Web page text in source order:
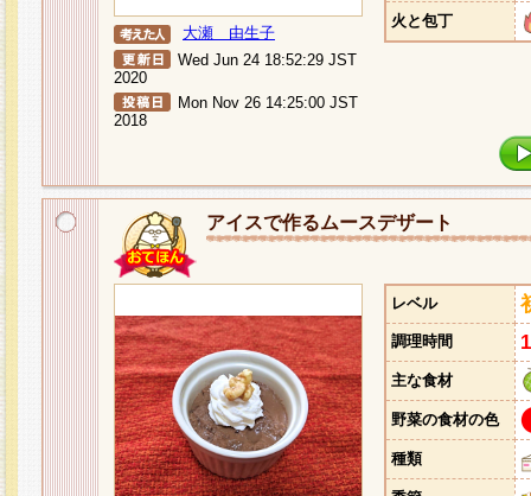
大瀬 由生子
Wed Jun 24 18:52:29 JST
2020
Mon Nov 26 14:25:00 JST
2018
火と包丁
アイスで作るムースデザート
レベル
調理時間
主な食材
野菜の食材の色
種類